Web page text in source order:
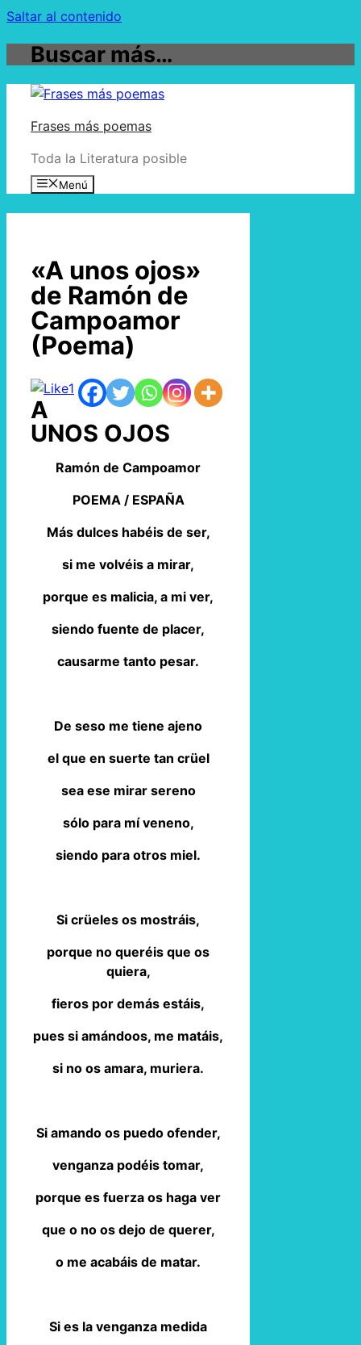
Saltar al contenido
Buscar más…
Frases más poemas
Toda la Literatura posible
Menú
«A unos ojos»
de Ramón de
Campoamor
(Poema)
1
A
UNOS OJOS
Ramón de Campoamor
POEMA / ESPAÑA
Más dulces habéis de ser,
si me volvéis a mirar,
porque es malicia, a mi ver,
siendo fuente de placer,
causarme tanto pesar.
De seso me tiene ajeno
el que en suerte tan crüel
sea ese mirar sereno
sólo para mí veneno,
siendo para otros miel.
Si crüeles os mostráis,
porque no queréis que os
quiera,
fieros por demás estáis,
pues si amándoos, me matáis,
si no os amara, muriera.
Si amando os puedo ofender,
venganza podéis tomar,
porque es fuerza os haga ver
que o no os dejo de querer,
o me acabáis de matar.
Si es la venganza medida